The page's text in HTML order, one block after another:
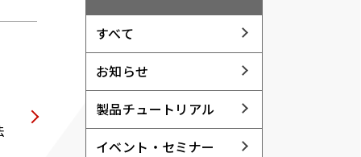
すべて
お知らせ
製品チュートリアル
イベント・セミナー